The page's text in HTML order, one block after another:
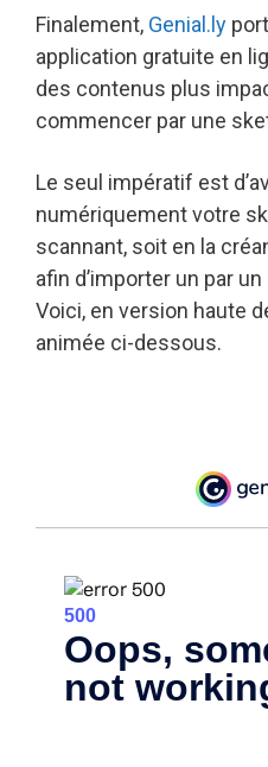
Finalement, Genial.ly
application gratuite en
des contenus plus
commencer par une
Le seul impératif est
numériquement votre
scannant, soit en la
afin d’importer un par
Voici, en version haute
animée ci-dessous.